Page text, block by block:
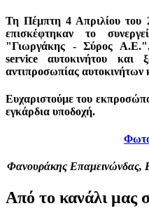
Τη Πέμπτη 4 Απριλίου του
επισκέφτηκαν το
"Γιωργάκης - Σύρος
service αυτοκινήτου και
αντιπροσωπίας αυτοκινήτων
Ευχαριστούμε του
εγκάρδια υποδοχή.
Φανουράκης Επαμεινώνδας,
Από το κανάλι μας